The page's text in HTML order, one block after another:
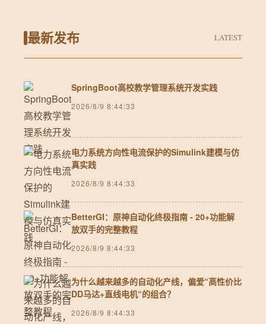
最新发布 LATEST
SpringBoot高校教学管理系统开发实践
2026/8/9 8:44:33
电力系统方向性电流保护的Simulink建模与仿
真实践
2026/8/9 8:44:33
BetterGI：原神自动化终极指南 - 20+功能解
放双手的完整教程
2026/8/9 8:44:33
为什么越来越多的自动化产线，偏爱“高性价比
DD马达+直线电机“的组合？
2026/8/9 8:44:33